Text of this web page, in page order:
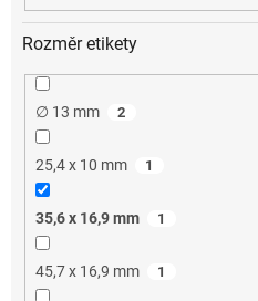
Rozměr etikety
∅ 13 mm 2
25,4 x 10 mm 1
35,6 x 16,9 mm 1
45,7 x 16,9 mm 1